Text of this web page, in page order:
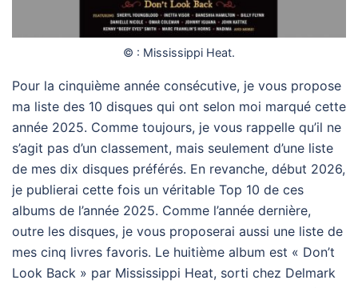
© : Mississippi Heat.
Pour la cinquième année consécutive, je vous propose
ma liste des 10 disques qui ont selon moi marqué cette
année 2025. Comme toujours, je vous rappelle qu’il ne
s’agit pas d’un classement, mais seulement d’une liste
de mes dix disques préférés. En revanche, début 2026,
je publierai cette fois un véritable Top 10 de ces
albums de l’année 2025. Comme l’année dernière,
outre les disques, je vous proposerai aussi une liste de
mes cinq livres favoris. Le huitième album est « Don’t
Look Back » par Mississippi Heat, sorti chez Delmark